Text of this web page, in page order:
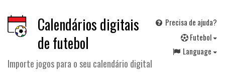
Calendários digitais
de futebol
Importe jogos para o seu calendário digital
Precisa de ajuda?
Futebol
Language